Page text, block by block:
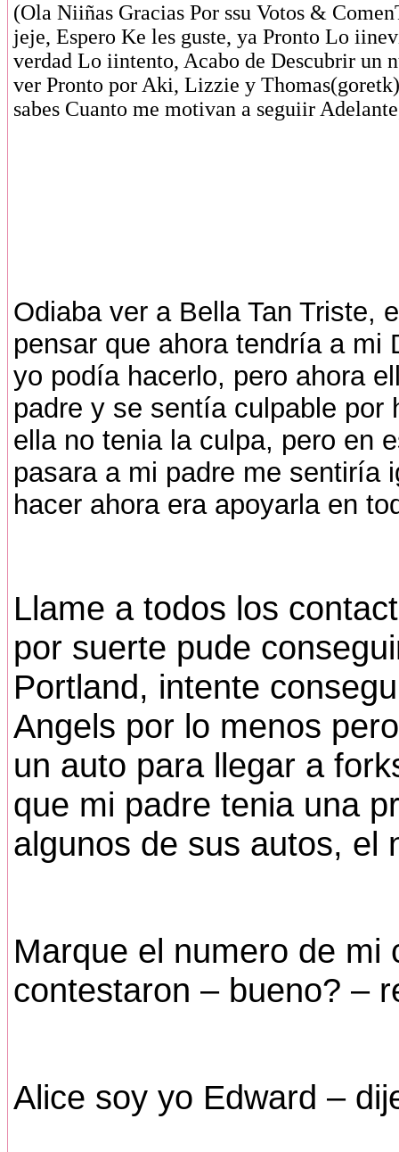
(Ola Niiñas Gracias Por ssu Votos &
jeje, Espero Ke les guste, ya Pronto Lo
verdad Lo iintento, Acabo de Descubrir un
ver Pronto por Aki, Lizzie y
sabes Cuanto me motivan a seguiir
Odiaba ver a Bella Tan Triste,
pensar que ahora tendría a mi
yo podía hacerlo, pero ahora
padre y se sentía culpable por
ella no tenia la culpa, pero en
pasara a mi padre me sentiría
hacer ahora era apoyarla en
Llame a todos los
por suerte pude
Portland, intente
Angels por lo menos
un auto para llegar a
que mi padre tenia una
algunos de sus autos, el
Marque el numero de mi
contestaron – bueno? –
Alice soy yo Edward –